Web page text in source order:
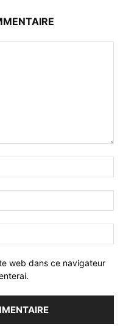
web dans ce navigateur